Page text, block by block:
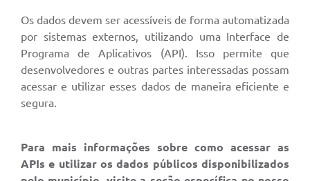
Os dados devem ser acessíveis de forma automatizada
por sistemas externos, utilizando uma Interface de
Programa de Aplicativos (API). Isso permite que
desenvolvedores e outras partes interessadas possam
acessar e utilizar esses dados de maneira eficiente e
segura.
Para mais informações sobre como acessar as
APIs e utilizar os dados públicos disponibilizados